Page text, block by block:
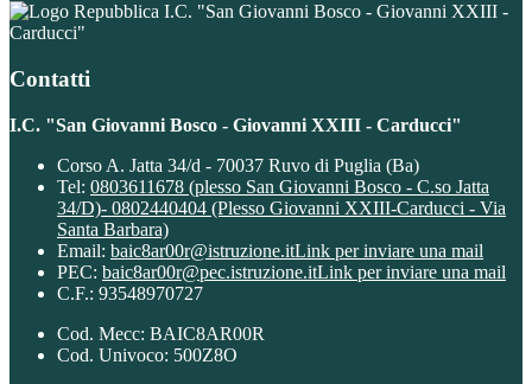
I.C. "San Giovanni Bosco - Giovanni XXIII -
Carducci"
Contatti
I.C. "San Giovanni Bosco - Giovanni XXIII - Carducci"
Corso A. Jatta 34/d - 70037 Ruvo di Puglia (Ba)
Tel: 0803611678 (plesso San Giovanni Bosco - C.so Jatta
34/D)- 0802440404 (Plesso Giovanni XXIII-Carducci - Via
Santa Barbara)
Email: baic8ar00r@istruzione.itLink per inviare una mail
PEC: baic8ar00r@pec.istruzione.itLink per inviare una mail
C.F.: 93548970727
Cod. Mecc: BAIC8AR00R
Cod. Univoco: 500Z8O